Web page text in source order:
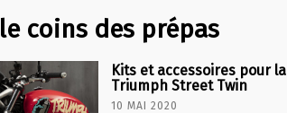
le coins des prépas
Kits et accessoires pour la
Triumph Street Twin
10 MAI 2020